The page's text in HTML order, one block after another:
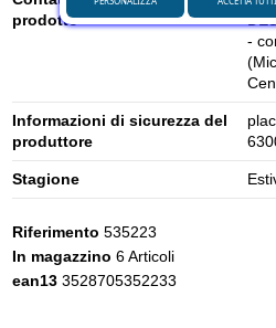
prodotto
-
Informazioni di sicurezza del
produttore
Stagione
Riferimento 535223
In magazzino 6 Articoli
ean13 3528705352233